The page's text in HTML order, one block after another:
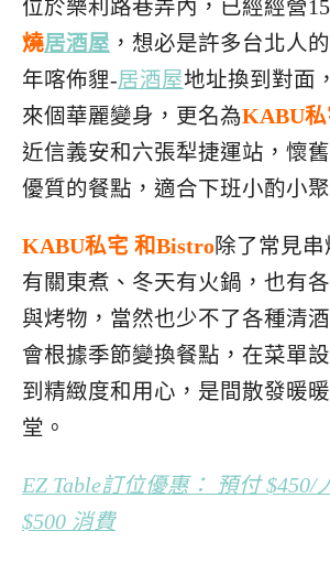
位於樂利路巷弄內，已經經營
燒居酒屋 ，想必是許多台北人
年喀佈貍-居酒屋地址換到對面
來個華麗變身，更名為KABU
近信義安和六張犁捷運站，懷
優質的餐點，適合下班小酌小聚
KABU私宅 和Bistro除了常見
有關東煮、冬天有火鍋，也有
與烤物，當然也少不了各種清
會根據季節變換餐點，在菜單
到精緻度和用心，是間散發暖
堂。
EZ Table訂位優惠： 預付 $450/
$500 消費